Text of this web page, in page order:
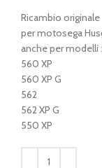
Ricambio originale
per motosega
anche per modelli :
560 XP
560 XP G
562
562 XP G
550 XP